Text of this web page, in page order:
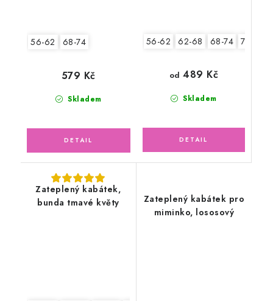
56-62 68-74
Skladem
579 Kč
56-62 62-68 68-74 74-80
Skladem
od 489 Kč
Zateplený kabátek,
bunda tmavé květy
Zateplený kabátek pro
miminko, lososový